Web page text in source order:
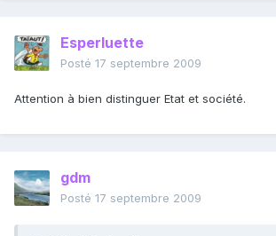
Esperluette
Posté 17 septembre 2009
Attention à bien distinguer Etat et société.
gdm
Posté 17 septembre 2009